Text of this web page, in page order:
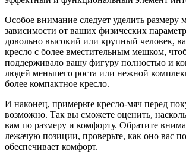
Особое внимание следует уделить размеру
зависимости от ваших физических
довольно высокий или крупный человек,
кресло с более вместительным мешком,
поддерживало вашу фигуру полностью и
людей меньшего роста или нежной
более компактное кресло.
И наконец, примерьте кресло-мяч перед
возможно. Так вы сможете оценить,
вам по размеру и комфорту. Обратите
лежачую позиции, проверьте, как оно вас
обеспечивает комфорт.